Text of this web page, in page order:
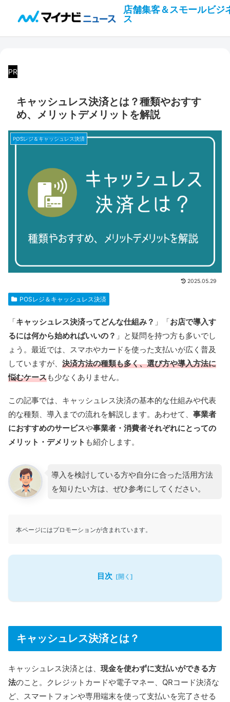
店舗集客＆スモールビジ
ス
PR
キャッシュレス決済とは？種類やおすす
め、メリットデメリットを解説
POSレジ＆キャッシュレス決済
2025.05.29
POSレジ＆キャッシュレス決済
「キャッシュレス決済ってどんな仕組み？ 」「お店で導入す
るには何から始めればいいの？ 」と疑問を持つ方も多いでし
ょう。最近では、スマホやカードを使った支払いが広く普及
していますが、 決済方法の種類も多く、選び方や導入方法に
悩むケースも少なくありません。
この記事では、キャッシュレス決済の基本的な仕組みや代表
的な種類、導入までの流れを解説します。あわせて、 事業者
におすすめのサービスや事業者・消費者それぞれにとっての
メリット・デメリット も紹介します。
導入を検討している方や自分に合った活用方法
を知りたい方は、ぜひ参考にしてください。
本ページにはプロモーションが含まれています。
目次
キャッシュレス決済とは？
キャッシュレス決済とは、 現金を使わずに支払いができる方
法のこと。クレジットカードや電子マネー、QRコード決済な
ど、スマートフォンや専用端末を使って支払いを完了させる